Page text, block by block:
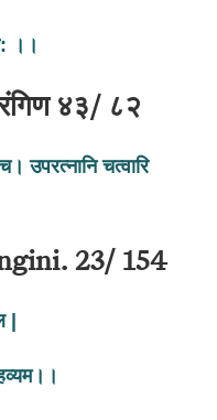
: ।।
४३/ ८२
च। उपरत्नानि चत्वारि
23/ 154
|